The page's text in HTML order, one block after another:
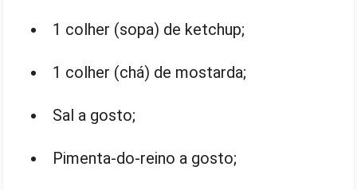
1 colher (sopa) de ketchup;
1 colher (chá) de mostarda;
Sal a gosto;
Pimenta-do-reino a gosto;